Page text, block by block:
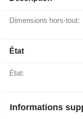
Dimensions hors-tout:
État
État:
Informations